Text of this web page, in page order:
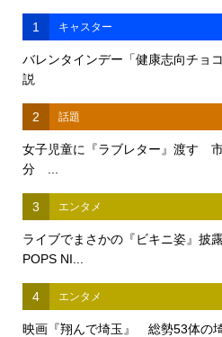
1 キャスター
バレンタインデー「健康志向チョ
説
2 話題
女子児童に『ラブレター』渡す
分 ...
3 エンタメ
ライブでまさかの『ビキニ姿』披
POPS NI...
4 エンタメ
映画『翔んで埼玉』 総勢53体の